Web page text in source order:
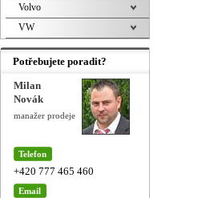
Volvo
VW
Potřebujete poradit?
Milan
Novák
manažer prodeje
Telefon
+420 777 465 460
Email